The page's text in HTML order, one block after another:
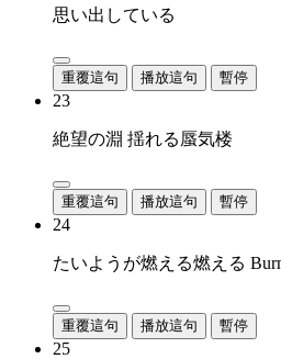
思い出している
重覆這句 播放這句 暫停
23
絶望の淵 揺れる蜃気楼
重覆這句 播放這句 暫停
24
たいようが燃える燃える
重覆這句 播放這句 暫停
25